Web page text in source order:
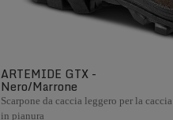
ARTEMIDE GTX -
Nero/Marrone
Scarpone da caccia leggero per la caccia
in pianura